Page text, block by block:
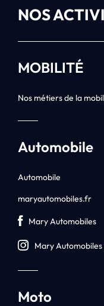
NOS
MOBILITÉ
Nos métiers de la
Automobile
Automobile
maryautomobiles.fr
Mary Automobiles
Mary Automobiles
Moto